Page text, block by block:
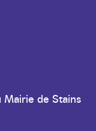
Mairie de Stains